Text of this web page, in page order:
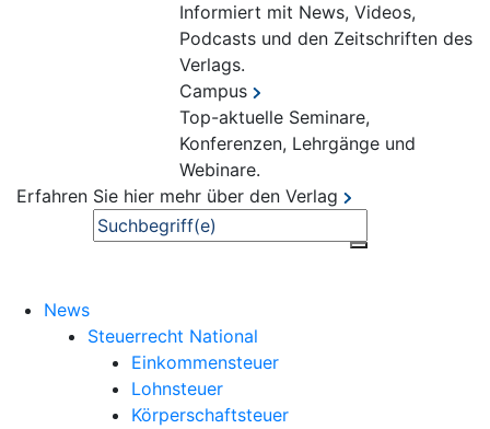
Informiert mit News, Videos,
Podcasts und den Zeitschriften des
Verlags.
Campus
Top-aktuelle Seminare,
Konferenzen, Lehrgänge und
Webinare.
Erfahren Sie hier mehr über den Verlag
Suche
News
Steuerrecht National
Einkommensteuer
Lohnsteuer
Körperschaftsteuer